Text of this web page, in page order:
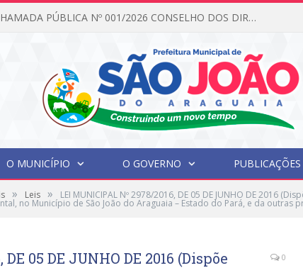
EDITAL DE CHAMADA PÚBLICA Nº 001/2026 CONSELHO DOS DIREITOS DA CRIANÇA E DO ADOLESCENTE
O MUNICÍPIO O GOVERNO PUBLICAÇÕES
» Leis » LEI MUNICIPAL Nº 2978/2016, DE 05 DE JUNHO DE 2016
no Município de São João do Araguaia – Estado do Pará, e da outras
05 DE JUNHO DE 2016 (Dispõe
0